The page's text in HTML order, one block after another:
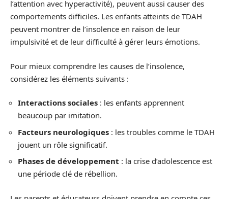
l’attention avec hyperactivité), peuvent aussi causer des
comportements difficiles. Les enfants atteints de TDAH
peuvent montrer de l’insolence en raison de leur
impulsivité et de leur difficulté à gérer leurs émotions.
Pour mieux comprendre les causes de l’insolence,
considérez les éléments suivants :
Interactions sociales : les enfants apprennent
beaucoup par imitation.
Facteurs neurologiques : les troubles comme le TDAH
jouent un rôle significatif.
Phases de développement : la crise d’adolescence est
une période clé de rébellion.